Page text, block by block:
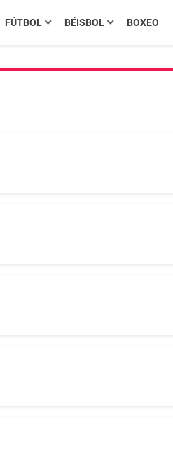
FÚTBOL BÉISBOL BOXEO